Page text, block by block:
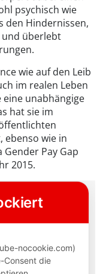
psychisch wie
den Hindernissen,
überlebt
wie auf den Leib
im realen Leben
unabhängige
hat sie im
ebenso wie in
Pay Gap
2015.